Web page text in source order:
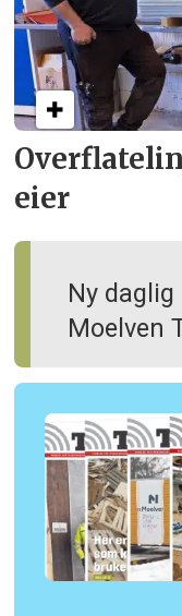
eier
Ny daglig
Moelven